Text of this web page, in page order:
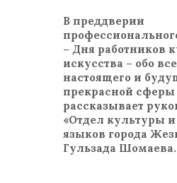
В преддверии
– Дня работников
искусства – обо
настоящего и
прекрасной
рассказывает
«Отдел культуры и
языков города
Гульзада Шомаева.